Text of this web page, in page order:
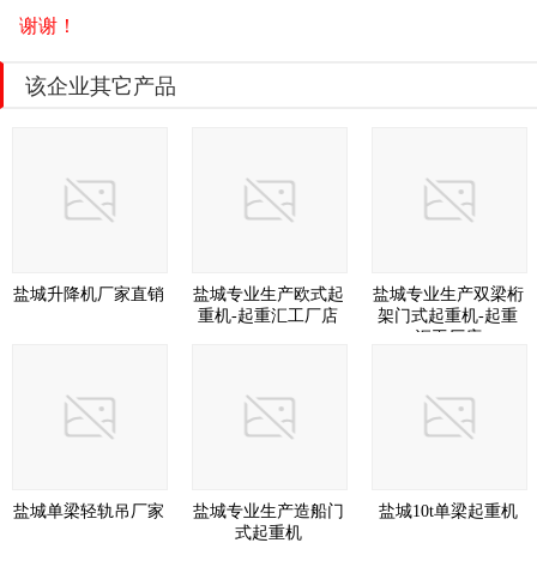
谢谢！
该企业其它产品
盐城升降机厂家直销
盐城专业生产欧式起
重机-起重汇工厂店
盐城专业生产双梁桁
架门式起重机-起重
汇工厂店
盐城单梁轻轨吊厂家
盐城专业生产造船门
式起重机
盐城10t单梁起重机